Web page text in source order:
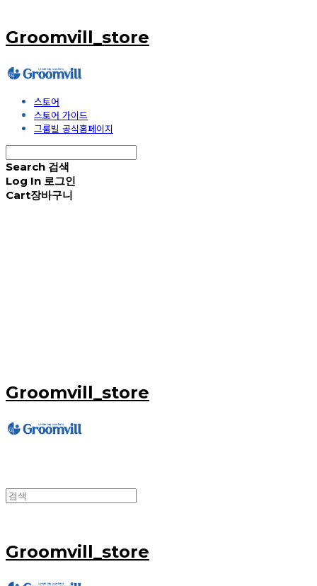
Groomvill_store
스토어
스토어 가이드
그룸빌 공식홈페이지
Search 검색
Log In 로그인
Cart장바구니
Groomvill_store
Groomvill_store